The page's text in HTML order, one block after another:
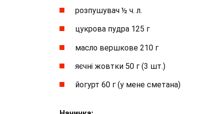
розпушувач ½ ч. л.
цукрова пудра 125 г
масло вершкове 210 г
яєчні жовтки 50 г (3 шт.)
йогурт 60 г (у мене сметана)